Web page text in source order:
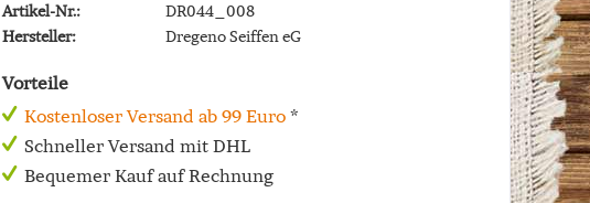
Artikel-Nr.:
DR044_008
Hersteller:
Dregeno Seiffen eG
Vorteile
Kostenloser Versand ab 99 Euro*
Schneller Versand mit DHL
Bequemer Kauf auf Rechnung